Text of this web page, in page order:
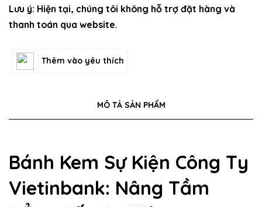
Lưu ý: Hiện tại, chúng tôi không hỗ trợ đặt hàng và
thanh toán qua website.
Thêm vào yêu thích
MÔ TẢ SẢN PHẨM
Bánh Kem Sự Kiện Công Ty
Vietinbank: Nâng Tầm